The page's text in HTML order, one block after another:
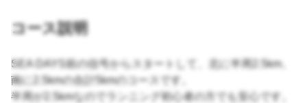
コース説明
SEA DAYS前の信号からスタートして、北に半周2.5km、
南に2.5kmの合計5kmのコースです。
半周が2.5kmなのでランニング初心者の方でも安心です。